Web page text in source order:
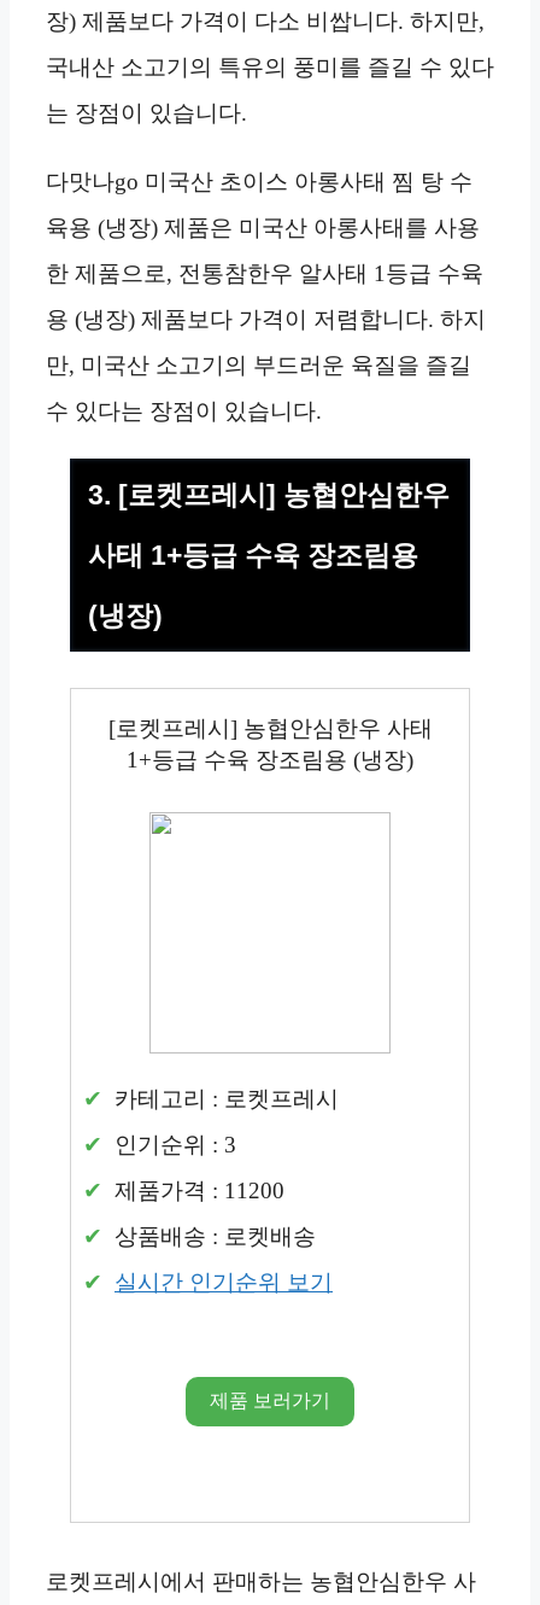
장) 제품보다 가격이 다소 비쌉니다. 하지만,
국내산 소고기의 특유의 풍미를 즐길 수 있다
는 장점이 있습니다.
다맛나go 미국산 초이스 아롱사태 찜 탕 수
육용 (냉장) 제품은 미국산 아롱사태를 사용
한 제품으로, 전통참한우 알사태 1등급 수육
용 (냉장) 제품보다 가격이 저렴합니다. 하지
만, 미국산 소고기의 부드러운 육질을 즐길
수 있다는 장점이 있습니다.
3. [로켓프레시] 농협안심한우
사태 1+등급 수육 장조림용
(냉장)
[로켓프레시] 농협안심한우 사태
1+등급 수육 장조림용 (냉장)
카테고리 : 로켓프레시
인기순위 : 3
제품가격 : 11200
상품배송 : 로켓배송
실시간 인기순위 보기
제품 보러가기
로켓프레시에서 판매하는 농협안심한우 사